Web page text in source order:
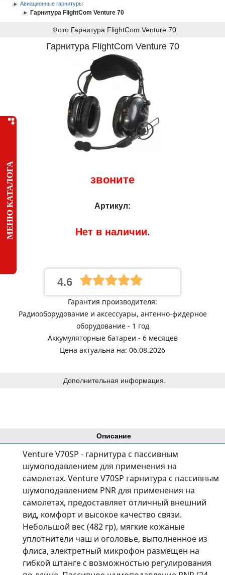
МЕНЮ КАТАЛОГА
Описание
Venture V70SP - гарнитура с пассивным
шумоподавлением для применения на
самолетах. Venture V70SP гарнитура с пассивным
шумоподавлением PNR для применения на
самолетах, предоставляет отличный внешний
вид, комфорт и высокое качество связи.
Небольшой вес (482 гр), мягкие кожаные
уплотнители чаш и оголовье, выполненное из
флиса, электретный микрофон размещен на
гибкой штанге с возможностью регулирования
Авиационные гарнитуры
Гарнитура FlightCom Venture 70
Фото Гарнитура FlightCom Venture 70
Гарнитура FlightCom Venture 70
звоните
Артикул:
Нет в наличии.
4.6
Гарантия производителя:
Радиооборудование и аксессуары, антенно-фидерное
оборудование - 1 год
Аккумуляторные батареи - 6 месяцев
Цена актуальна на: 06.08.2026
Дополнительная информация.